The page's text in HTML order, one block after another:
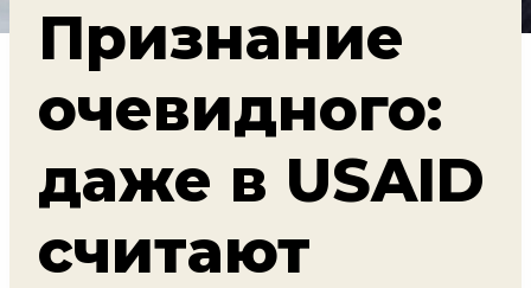
Признание
очевидного:
даже в USAID
считают